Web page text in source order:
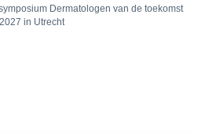
Dermatologen van de toekomst
in Utrecht